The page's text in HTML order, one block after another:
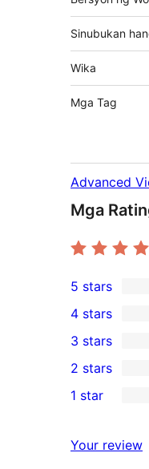
Sinubukan
Wika
Mga Tag
Advanced
Mga
4
5-
star
reviews
5 stars
4-
star
reviews
4 stars
0
3-
star
3 stars
2-
reviews
2 stars
star
1 star
Your review